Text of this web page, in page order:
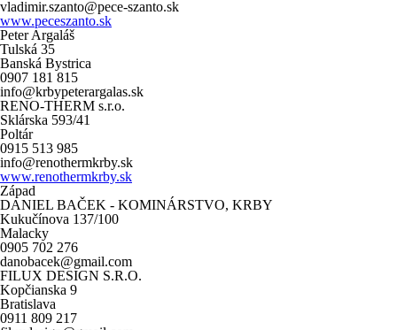
vladimir.szanto@pece-szanto.sk
www.peceszanto.sk
Peter Argaláš
Tulská 35
Banská Bystrica
0907 181 815
info@krbypeterargalas.sk
RENO-THERM s.r.o.
Sklárska 593/41
Poltár
0915 513 985
info@renothermkrby.sk
www.renothermkrby.sk
Západ
DANIEL BAČEK - KOMINÁRSTVO, KRBY
Kukučínova 137/100
Malacky
0905 702 276
danobacek@gmail.com
FILUX DESIGN S.R.O.
Kopčianska 9
Bratislava
0911 809 217